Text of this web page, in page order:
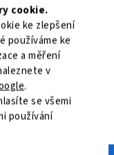
cookie.
ke zlepšení
používáme ke
a měření
v
.
se všemi
používání